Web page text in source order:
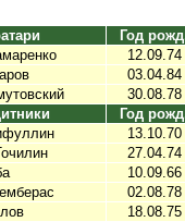
Год
12.09.74
03.04.84
30.08.78
Год
13.10.70
27.04.74
10.09.66
02.08.78
18.08.75